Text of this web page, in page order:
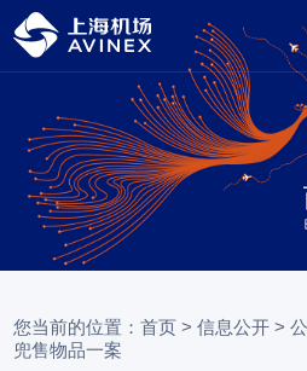
您当前的位置：首页 >信息公开 >
兜售物品一案